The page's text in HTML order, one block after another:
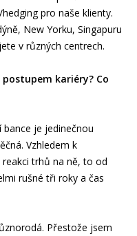
pro naše klienty.
New Yorku, Singapuru
v různých centrech.
postupem kariéry? Co
bance je jedinečnou
Vzhledem k
trhů na ně, to od
rušné tři roky a čas
Přestože jsem